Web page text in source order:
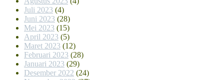
Juli 2023 (4)
Juni 2023 (28)
Mei 2023 (15)
April 2023 (5)
Maret 2023 (12)
Februari 2023 (28)
Januari 2023 (29)
Desember 2022 (24)